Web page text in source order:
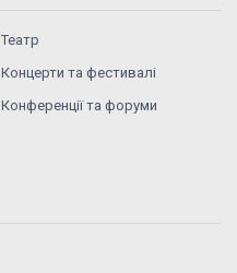
Театр
Концерти та фестивалі
Конференції та форуми